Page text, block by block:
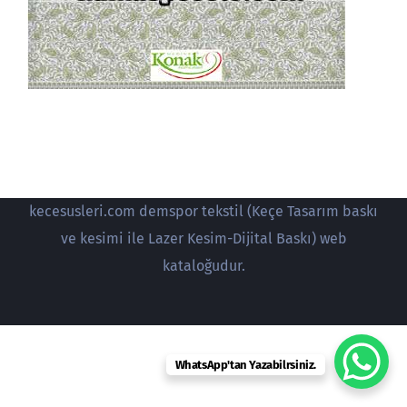
kecesusleri.com demspor tekstil (Keçe Tasarım baskı
ve kesimi ile Lazer Kesim-Dijital Baskı) web
kataloğudur.
WhatsApp'tan Yazabilrsiniz.